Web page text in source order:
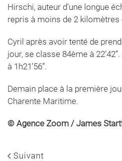
Hirschi, auteur d'une longue
repris à moins de 2 kilomètres
Cyril après avoir tenté de
jour, se classe 84ème à
à 1h21’56’’.
Demain place à la première
Charente Maritime.
© Agence Zoom / James
Suivant